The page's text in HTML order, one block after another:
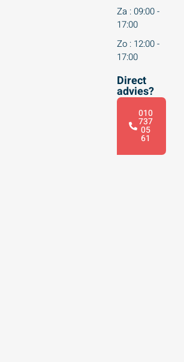
Za : 09:00 -
17:00
Zo : 12:00 -
17:00
Direct
advies?
010
737
05
61